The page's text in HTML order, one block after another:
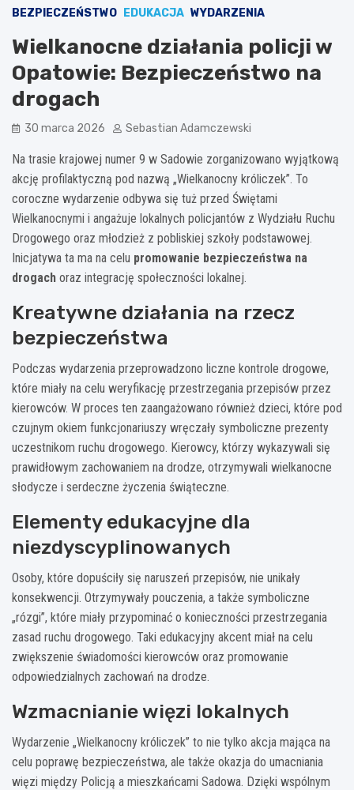
BEZPIECZEŃSTWO EDUKACJA WYDARZENIA
Wielkanocne działania policji w
Opatowie: Bezpieczeństwo na
drogach
30 marca 2026 Sebastian Adamczewski
Na trasie krajowej numer 9 w Sadowie zorganizowano wyjątkową
akcję profilaktyczną pod nazwą „Wielkanocny króliczek”. To
coroczne wydarzenie odbywa się tuż przed Świętami
Wielkanocnymi i angażuje lokalnych policjantów z Wydziału Ruchu
Drogowego oraz młodzież z pobliskiej szkoły podstawowej.
Inicjatywa ta ma na celu promowanie bezpieczeństwa na
drogach oraz integrację społeczności lokalnej.
Kreatywne działania na rzecz
bezpieczeństwa
Podczas wydarzenia przeprowadzono liczne kontrole drogowe,
które miały na celu weryfikację przestrzegania przepisów przez
kierowców. W proces ten zaangażowano również dzieci, które pod
czujnym okiem funkcjonariuszy wręczały symboliczne prezenty
uczestnikom ruchu drogowego. Kierowcy, którzy wykazywali się
prawidłowym zachowaniem na drodze, otrzymywali wielkanocne
słodycze i serdeczne życzenia świąteczne.
Elementy edukacyjne dla
niezdyscyplinowanych
Osoby, które dopuściły się naruszeń przepisów, nie unikały
konsekwencji. Otrzymywały pouczenia, a także symboliczne
„rózgi”, które miały przypominać o konieczności przestrzegania
zasad ruchu drogowego. Taki edukacyjny akcent miał na celu
zwiększenie świadomości kierowców oraz promowanie
odpowiedzialnych zachowań na drodze.
Wzmacnianie więzi lokalnych
Wydarzenie „Wielkanocny króliczek” to nie tylko akcja mająca na
celu poprawę bezpieczeństwa, ale także okazja do umacniania
więzi między Policją a mieszkańcami Sadowa. Dzięki wspólnym